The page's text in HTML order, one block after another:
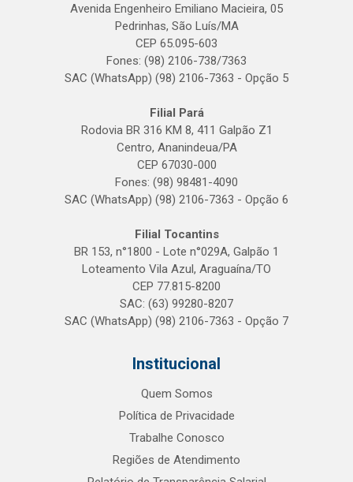
Avenida Engenheiro Emiliano Macieira, 05
Pedrinhas, São Luís/MA
CEP 65.095-603
Fones: (98) 2106-738/7363
SAC (WhatsApp) (98) 2106-7363 - Opção 5
Filial Pará
Rodovia BR 316 KM 8, 411 Galpão Z1
Centro, Ananindeua/PA
CEP 67030-000
Fones: (98) 98481-4090
SAC (WhatsApp) (98) 2106-7363 - Opção 6
Filial Tocantins
BR 153, n°1800 - Lote n°029A, Galpão 1
Loteamento Vila Azul, Araguaína/TO
CEP 77.815-8200
SAC: (63) 99280-8207
SAC (WhatsApp) (98) 2106-7363 - Opção 7
Institucional
Quem Somos
Política de Privacidade
Trabalhe Conosco
Regiões de Atendimento